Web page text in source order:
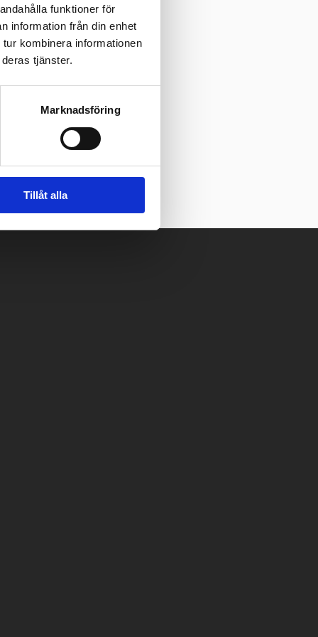
funktioner för
information från din enhet
kombinera informationen
tjänster.
Marknadsföring
Tillåt alla